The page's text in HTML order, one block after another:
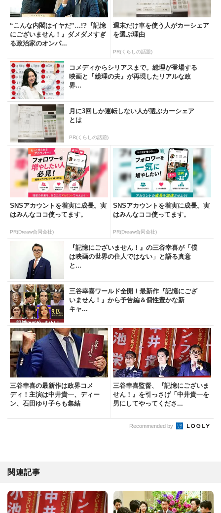
“こんな内閣はイヤだ”…!?『記憶
にございません！』ダメダメすぎ
る政治家のオンパ...
週末だけ車を使う人がカーシェア
を選ぶ理由
PR(くらしの話題)
コメディからシリアスまで。総理が登場する
映画と『総理の夫』が再現したリアルな政
界...
月に3回しか運転しない人が選ぶカーシェア
とは
PR(くらしの話題)
SNSアカウントを着実に成長。実
はみんなココ使ってます。
PR(Dreaw合同会社)
SNSアカウントを着実に成長。実
はみんなココ使ってます。
PR(Dreaw合同会社)
『記憶にございません！』の三谷幸喜が「僕
は映画の世界の住人ではない」と語る真意
と...
三谷幸喜ワールド全開！最新作『記憶にござ
いません！』から予告編＆個性豊かな新
キャ...
三谷幸喜の最新作は政界コメ
ディ！主演は中井貴一、ディー
ン、石田ゆり子らも集結
三谷幸喜監督、『記憶にございま
せん！』を引っさげ「中井貴一を
男にしてやってくださ...
Recommended by
関連記事